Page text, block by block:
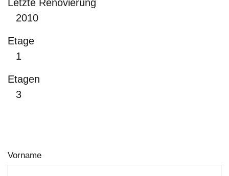
Letzte Renovierung
2010
Etage
1
Etagen
3
Vorname